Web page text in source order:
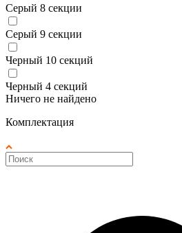
Серый 8 секции
Серый 9 секции
Черный 10 секций
Черный 4 секций
Ничего не найдено
Комплектация